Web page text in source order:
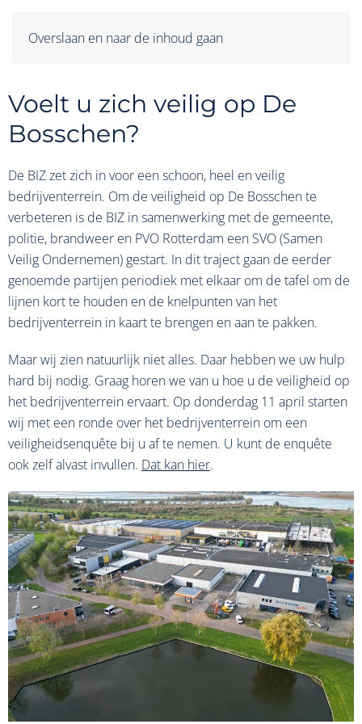
Overslaan en naar de inhoud gaan
Voelt u zich veilig op De
Bosschen?
De BIZ zet zich in voor een schoon, heel en veilig
bedrijventerrein. Om de veiligheid op De Bosschen te
verbeteren is de BIZ in samenwerking met de gemeente,
politie, brandweer en PVO Rotterdam een SVO (Samen
Veilig Ondernemen) gestart. In dit traject gaan de eerder
genoemde partijen periodiek met elkaar om de tafel om de
lijnen kort te houden en de knelpunten van het
bedrijventerrein in kaart te brengen en aan te pakken.
Maar wij zien natuurlijk niet alles. Daar hebben we uw hulp
hard bij nodig. Graag horen we van u hoe u de veiligheid op
het bedrijventerrein ervaart. Op donderdag 11 april starten
wij met een ronde over het bedrijventerrein om een
veiligheidsenquête bij u af te nemen. U kunt de enquête
ook zelf alvast invullen. Dat kan hier.